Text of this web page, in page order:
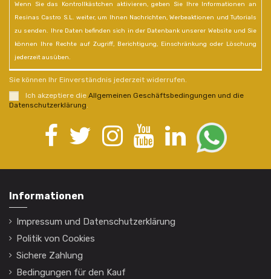
Wenn Sie das Kontrollkästchen aktivieren, geben Sie Ihre Informationen an
Resinas Castro S.L. weiter, um Ihnen Nachrichten, Werbeaktionen und Tutorials
zu senden. Ihre Daten befinden sich in der Datenbank unserer Website und Sie
können Ihre Rechte auf Zugriff, Berichtigung, Einschränkung oder Löschung
jederzeit ausüben.
Sie können Ihr Einverständnis jederzeit widerrufen.
Ich akzeptiere die Allgemeinen Geschäftsbedingungen und die
Datenschutzerklärung.
Informationen
Impressum und Datenschutzerklärung
Politik von Cookies
Sichere Zahlung
Bedingungen für den Kauf